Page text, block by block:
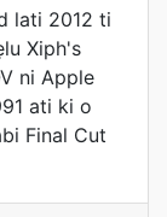
lati 2012 ti
Xiph's
ni Apple
ati ki o
Final Cut